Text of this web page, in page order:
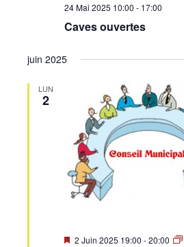
24 Mai 2025 10:00 - 17:00
Caves ouvertes
juin 2025
LUN
2
Mis
2 Juin 2025 19:00 -20:00